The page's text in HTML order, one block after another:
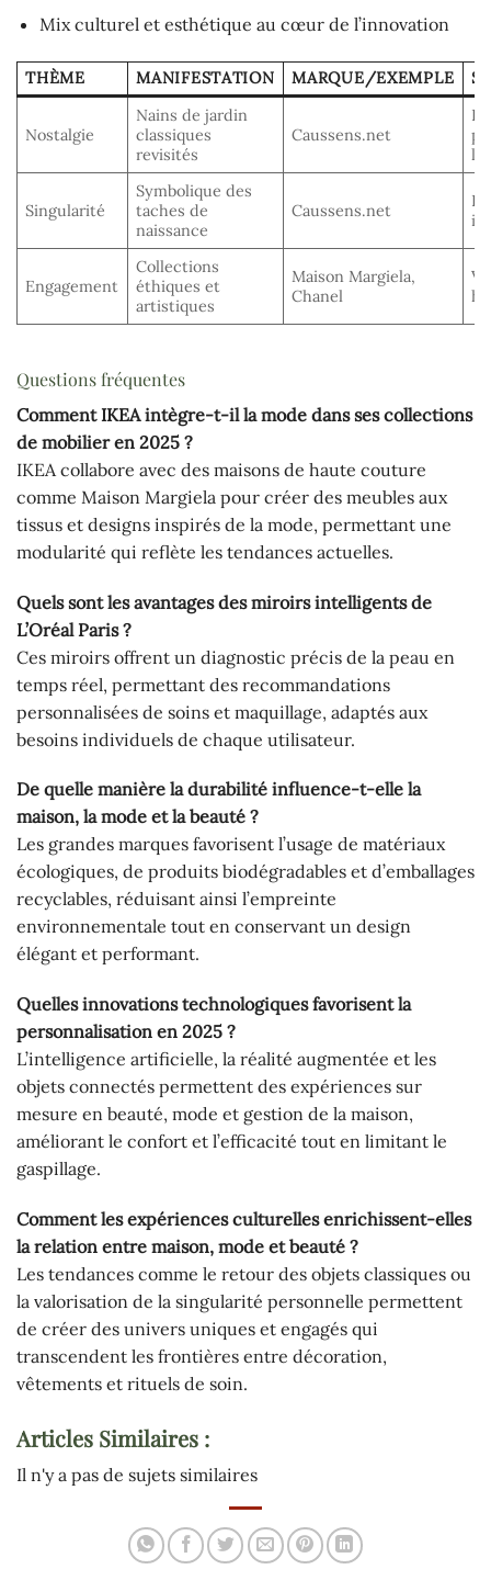
Mix culturel et esthétique au cœur de l’innovation
THÈME MANIFESTATION MARQUE/EXEMPLE
Nostalgie
Nains de jardin
classiques
revisités
Caussens.net
Singularité
Symbolique des
taches de
naissance
Caussens.net
Engagement
Collections
éthiques et
artistiques
Maison Margiela,
Chanel
Questions fréquentes
Comment IKEA intègre-t-il la mode dans ses collections
de mobilier en 2025 ?
IKEA collabore avec des maisons de haute couture
comme Maison Margiela pour créer des meubles aux
tissus et designs inspirés de la mode, permettant une
modularité qui reflète les tendances actuelles.
Quels sont les avantages des miroirs intelligents de
L’Oréal Paris ?
Ces miroirs offrent un diagnostic précis de la peau en
temps réel, permettant des recommandations
personnalisées de soins et maquillage, adaptés aux
besoins individuels de chaque utilisateur.
De quelle manière la durabilité influence-t-elle la
maison, la mode et la beauté ?
Les grandes marques favorisent l’usage de matériaux
écologiques, de produits biodégradables et d’emballages
recyclables, réduisant ainsi l’empreinte
environnementale tout en conservant un design
élégant et performant.
Quelles innovations technologiques favorisent la
personnalisation en 2025 ?
L’intelligence artificielle, la réalité augmentée et les
objets connectés permettent des expériences sur
mesure en beauté, mode et gestion de la maison,
améliorant le confort et l’efficacité tout en limitant le
gaspillage.
Comment les expériences culturelles enrichissent-elles
la relation entre maison, mode et beauté ?
Les tendances comme le retour des objets classiques ou
la valorisation de la singularité personnelle permettent
de créer des univers uniques et engagés qui
transcendent les frontières entre décoration,
vêtements et rituels de soin.
Articles Similaires :
Il n'y a pas de sujets similaires